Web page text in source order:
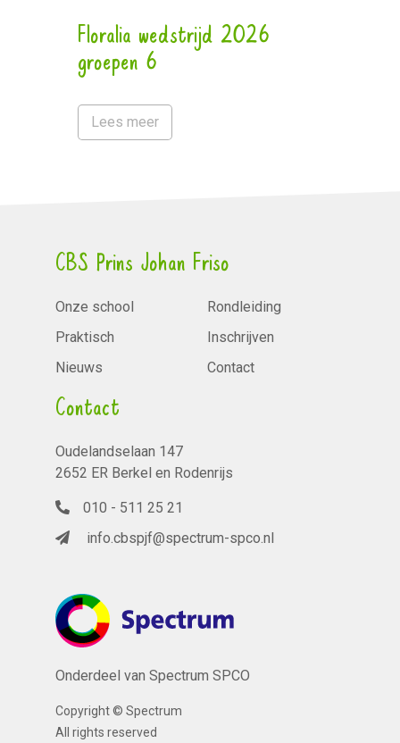
Floralia wedstrijd 2026
groepen 6
Lees meer
CBS Prins Johan Friso
Onze school
Praktisch
Nieuws
Rondleiding
Inschrijven
Contact
Contact
Oudelandselaan 147
2652 ER Berkel en Rodenrijs
010 - 511 25 21
info.cbspjf@spectrum-spco.nl
Onderdeel van Spectrum SPCO
Copyright © Spectrum
All rights reserved